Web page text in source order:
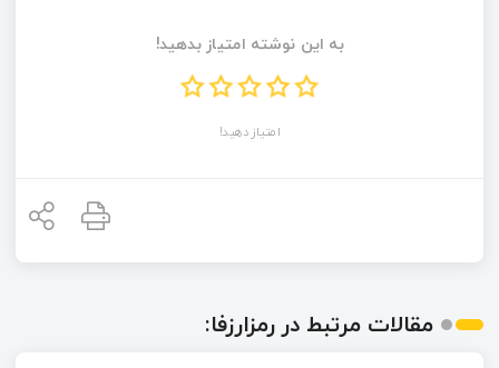
به این نوشته امتیاز بدهید!
امتیاز دهید!
مقالات مرتبط در رمزارزفا: